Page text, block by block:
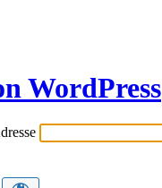
WordPress